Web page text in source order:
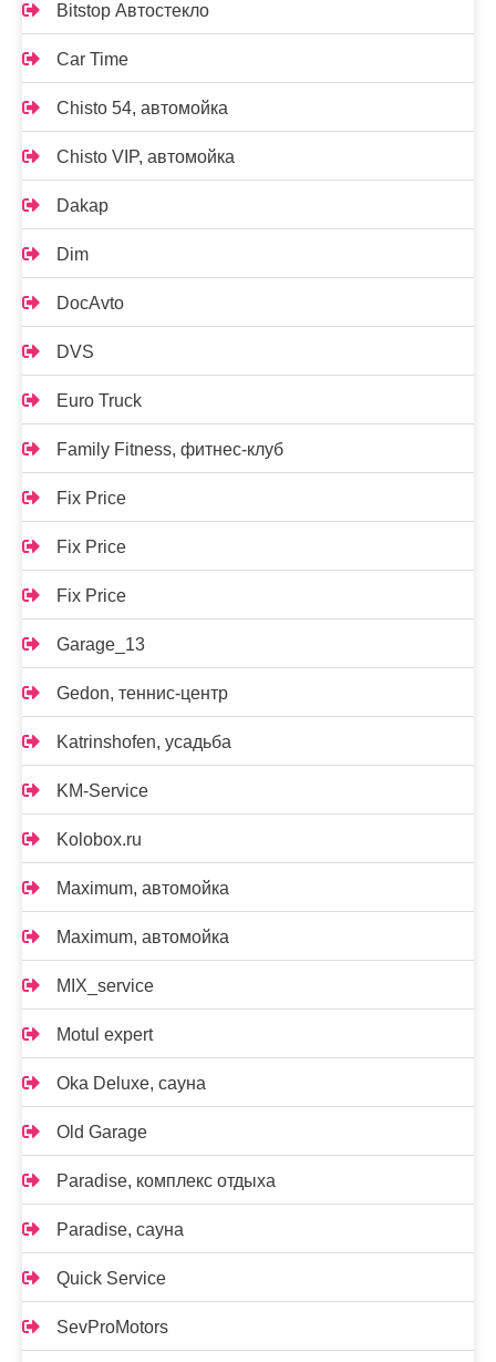
Bitstop Автостекло
Car Time
Chisto 54, автомойка
Chisto VIP, автомойка
Dakap
Dim
DocAvto
DVS
Euro Truck
Family Fitness, фитнес-клуб
Fix Price
Fix Price
Fix Price
Garage_13
Gedon, теннис-центр
Katrinshofen, усадьба
KM-Service
Kolobox.ru
Maximum, автомойка
Maximum, автомойка
MIX_service
Motul expert
Oka Deluxe, сауна
Old Garage
Paradise, комплекс отдыха
Paradise, сауна
Quick Service
SevProMotors